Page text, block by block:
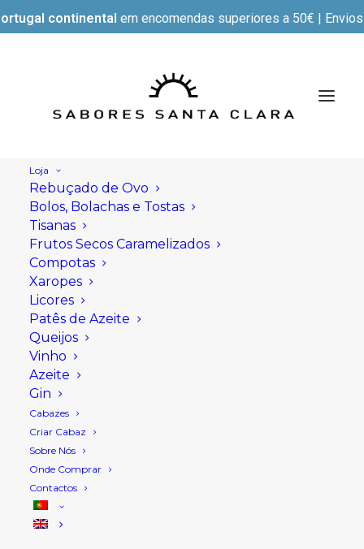
continental em encomendas superiores a 50€ |
Loja
Rebuçado de Ovo
Bolos, Bolachas e Tostas
Tisanas
Frutos Secos Caramelizados
Compotas
Xaropes
Licores
Patês de Azeite
Queijos
Vinho
Azeite
Gin
Cabazes
Criar Cabaz
Sobre Nós
Onde Comprar
Contactos